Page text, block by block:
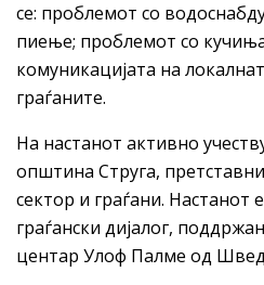
се: проблемот со
пиење; проблемот со
комуникацијата на
граѓаните.
На настанот активно
општина Струга,
сектор и граѓани. Настанот
граѓански дијалог,
центар Улоф Палме од